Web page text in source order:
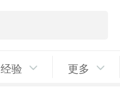
经验 更多